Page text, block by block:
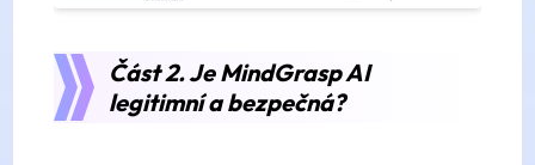
Část 2. Je MindGrasp AI
legitimní a bezpečná?